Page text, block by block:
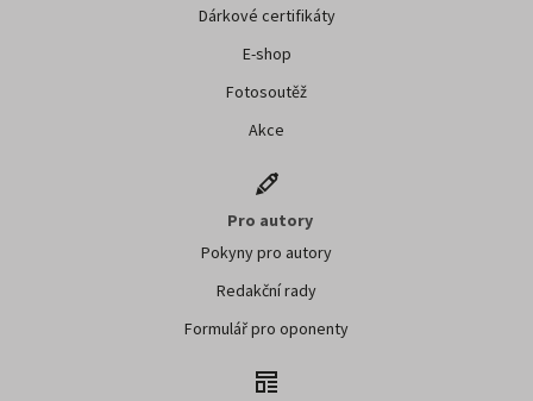
Dárkové certifikáty
E-shop
Fotosoutěž
Akce
Pro autory
Pokyny pro autory
Redakční rady
Formulář pro oponenty